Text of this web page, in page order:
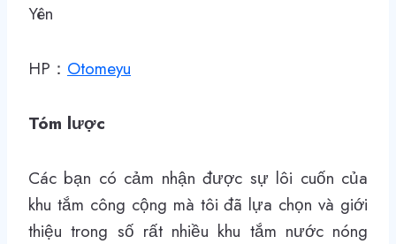
Yên
HP： Otomeyu
Tóm lược
Các bạn có cảm nhận được sự lôi cuốn của
khu tắm công cộng mà tôi đã lựa chọn và giới
thiệu trong số rất nhiều khu tắm nước nóng